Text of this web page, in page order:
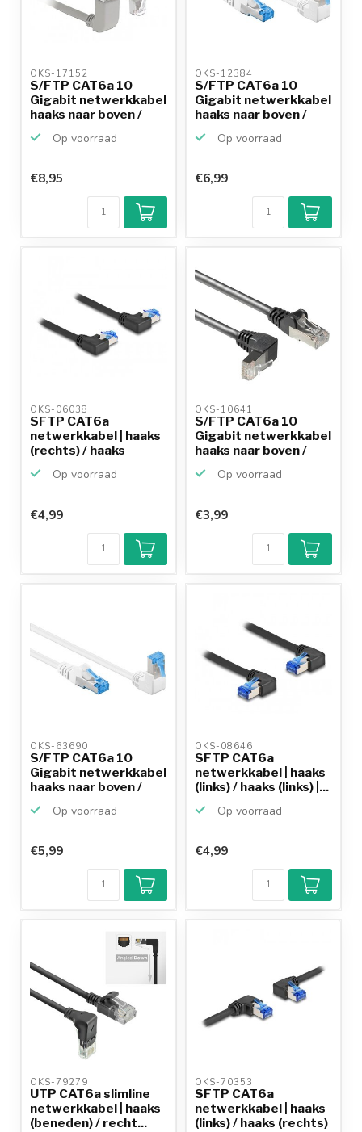
OKS-17152
S/FTP CAT6a 10
Gigabit netwerkkabel
haaks naar boven /
Op voorraad
€8,95
OKS-12384
S/FTP CAT6a 10
Gigabit netwerkkabel
haaks naar boven /
Op voorraad
€6,99
OKS-06038
SFTP CAT6a
netwerkkabel | haaks
(rechts) / haaks
Op voorraad
€4,99
OKS-10641
S/FTP CAT6a 10
Gigabit netwerkkabel
haaks naar boven /
Op voorraad
9,2/10
Achteraf
betalen mogelijk
€3,99
OKS-63690
S/FTP CAT6a 10
Gigabit netwerkkabel
haaks naar boven /
Op voorraad
€5,99
OKS-08646
SFTP CAT6a
netwerkkabel | haaks
(links) / haaks (links) |...
Op voorraad
€4,99
OKS-79279
UTP CAT6a slimline
netwerkkabel | haaks
(beneden) / recht...
OKS-70353
SFTP CAT6a
netwerkkabel | haaks
(links) / haaks (rechts)